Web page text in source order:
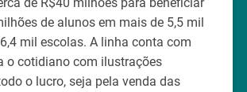
de alunos em mais de 5,5 mil
mil escolas. A linha conta com
o cotidiano com ilustrações
o lucro, seja pela venda das